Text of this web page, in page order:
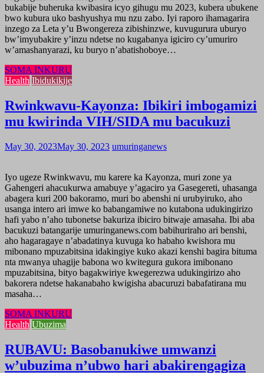
bukabije buheruka kwibasira icyo gihugu mu 2023, kubera ubukene
bwo kubura uko bashyushya mu nzu zabo. Iyi raporo ihamagarira
inzego za Leta y’u Bwongereza zibishinzwe, kuvugurura uburyo
bw’imyubakire y’inzu ndetse no kugabanya igiciro cy’umuriro
w’amashanyarazi, ku buryo n’abatishoboye…
SOMA INKURU
Health Ibidukikije
Rwinkwavu-Kayonza: Ibikiri imbogamizi
mu kwirinda VIH/SIDA mu bacukuzi
May 30, 2023May 30, 2023 umuringanews
Iyo ugeze Rwinkwavu, mu karere ka Kayonza, muri zone ya
Gahengeri ahacukurwa amabuye y’agaciro ya Gasegereti, uhasanga
abagera kuri 200 bakoramo, muri bo abenshi ni urubyiruko, aho
usanga intero ari imwe ko babangamiwe no kutabona udukingirizo
hafi yabo n’aho tubonetse bakuriza ibiciro bitwaje amasaha. Ibi aba
bacukuzi batangarije umuringanews.com babihuriraho ari benshi,
aho hagaragaye n’abadatinya kuvuga ko habaho kwishora mu
mibonano mpuzabitsina idakingiye kuko akazi kenshi bagira bituma
nta mwanya uhagije babona wo kwitegura gukora imibonano
mpuzabitsina, bityo bagakwiriye kwegerezwa udukingirizo aho
bakorera ndetse hakanabaho kwigisha abacuruzi babafatirana mu
masaha…
SOMA INKURU
Health Ubuzima
RUBAVU: Basobanukiwe umwanzi
w’ubuzima n’ubwo hari abakirengagiza